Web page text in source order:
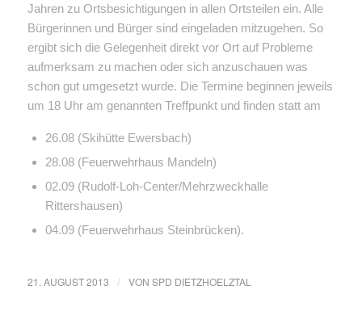
Jahren zu Ortsbesichtigungen in allen Ortsteilen ein. Alle
Bürgerinnen und Bürger sind eingeladen mitzugehen. So
ergibt sich die Gelegenheit direkt vor Ort auf Probleme
aufmerksam zu machen oder sich anzuschauen was
schon gut umgesetzt wurde. Die Termine beginnen jeweils
um 18 Uhr am genannten Treffpunkt und finden statt am
26.08 (Skihütte Ewersbach)
28.08 (Feuerwehrhaus Mandeln)
02.09 (Rudolf-Loh-Center/Mehrzweckhalle
Rittershausen)
04.09 (Feuerwehrhaus Steinbrücken).
21. AUGUST 2013 / VON SPD DIETZHOELZTAL